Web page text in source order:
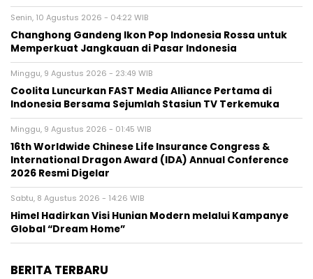
Senin, 10 Agustus 2026 - 04:22 WIB
Changhong Gandeng Ikon Pop Indonesia Rossa untuk
Memperkuat Jangkauan di Pasar Indonesia
Minggu, 9 Agustus 2026 - 23:49 WIB
Coolita Luncurkan FAST Media Alliance Pertama di
Indonesia Bersama Sejumlah Stasiun TV Terkemuka
Minggu, 9 Agustus 2026 - 01:45 WIB
16th Worldwide Chinese Life Insurance Congress &
International Dragon Award (IDA) Annual Conference
2026 Resmi Digelar
Sabtu, 8 Agustus 2026 - 14:26 WIB
Himel Hadirkan Visi Hunian Modern melalui Kampanye
Global “Dream Home”
BERITA TERBARU